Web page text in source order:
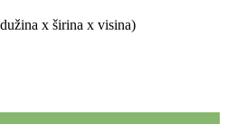
x širina x visina)